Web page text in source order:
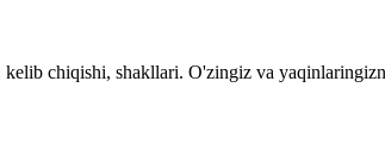
chiqishi, shakllari. O'zingiz va